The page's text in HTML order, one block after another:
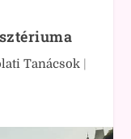
Tanácsok|